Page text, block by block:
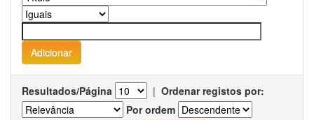
Resultados/Página | Ordenar registos por:
Por ordem